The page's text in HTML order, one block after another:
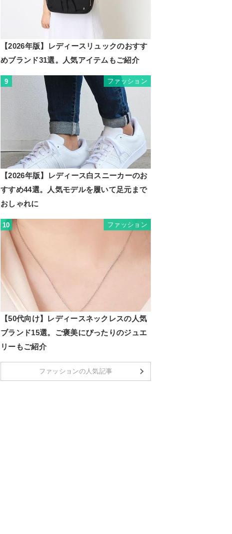
【2026年版】レディースリュックのおすす
めブランド31選。人気アイテムもご紹介
9 ファッション
【2026年版】レディース白スニーカーのお
すすめ44選。人気モデルを履いて足元まで
おしゃれに
10 ファッション
【50代向け】レディースネックレスの人気
ブランド15選。ご褒美にぴったりのジュエ
リーもご紹介
ファッションの人気記事